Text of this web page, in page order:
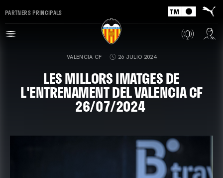
PARTNERS PRINCIPALS
VALENCIA CF 26 JULIO 2024
LES MILLORS IMATGES DE
L'ENTRENAMENT DEL VALENCIA CF
26/07/2024